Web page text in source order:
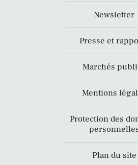
Newsletter
Presse et
Marchés
Mentions
Protection des
Plan du site